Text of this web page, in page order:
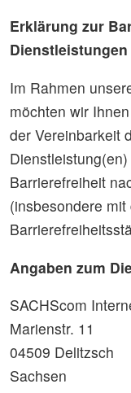
Erklärung zur
Dienstleistungen
Im Rahmen
möchten wir
der Vereinbarkeit
Barrierefreiheit
(insbesondere mit
Angaben zum
SACHScom
Marienstr. 11
04509 Delitzsch
Sachsen